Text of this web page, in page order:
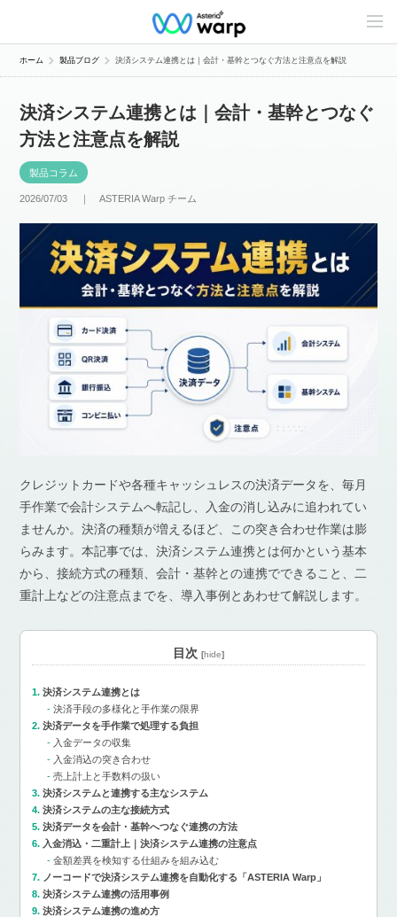
C
n
e
ホーム 製品ブログ 決済システム連携とは｜会計・基幹とつなぐ方法と注意点を解説
決済システム連携とは｜会計・基幹とつなぐ
方法と注意点を解説
製品コラム
2026/07/03 ｜ASTERIA Warp チーム
クレジットカードや各種キャッシュレスの決済データを、毎月
手作業で会計システムへ転記し、入金の消し込みに追われてい
ませんか。決済の種類が増えるほど、この突き合わせ作業は膨
らみます。本記事では、決済システム連携とは何かという基本
から、接続方式の種類、会計・基幹との連携でできること、二
重計上などの注意点までを、導入事例とあわせて解説します。
目次 [hide]
決済システム連携とは
決済手段の多様化と手作業の限界
決済データを手作業で処理する負担
入金データの収集
入金消込の突き合わせ
売上計上と手数料の扱い
決済システムと連携する主なシステム
決済システムの主な接続方式
決済データを会計・基幹へつなぐ連携の方法
入金消込・二重計上｜決済システム連携の注意点
金額差異を検知する仕組みを組み込む
ノーコードで決済システム連携を自動化する「ASTERIA Warp」
決済システム連携の活用事例
決済システム連携の進め方